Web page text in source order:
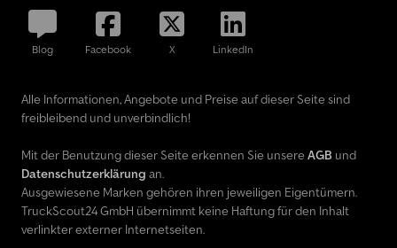
Blog Facebook X LinkedIn
Alle Informationen, Angebote und Preise auf dieser Seite sind
freibleibend und unverbindlich!
Mit der Benutzung dieser Seite erkennen Sie unsere AGB und
Datenschutzerklärung an.
Ausgewiesene Marken gehören ihren jeweiligen Eigentümern.
TruckScout24 GmbH übernimmt keine Haftung für den Inhalt
verlinkter externer Internetseiten.